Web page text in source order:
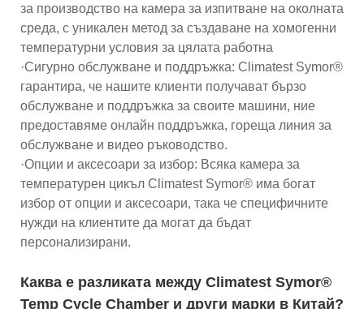
за производство на камера за изпитване на околната
среда, с уникален метод за създаване на хомогенни
температурни условия за цялата работна
·Сигурно обслужване и поддръжка: Climatest Symor®
гарантира, че нашите клиенти получават бързо
обслужване и поддръжка за своите машини, ние
предоставяме онлайн поддръжка, гореща линия за
обслужване и видео ръководство.
·Опции и аксесоари за избор: Всяка камера за
температурен цикъл Climatest Symor® има богат
избор от опции и аксесоари, така че специфичните
нужди на клиентите да могат да бъдат
персонализирани.
Каква е разликата между Climatest Symor®
Temp Cycle Chamber и други марки в Китай?